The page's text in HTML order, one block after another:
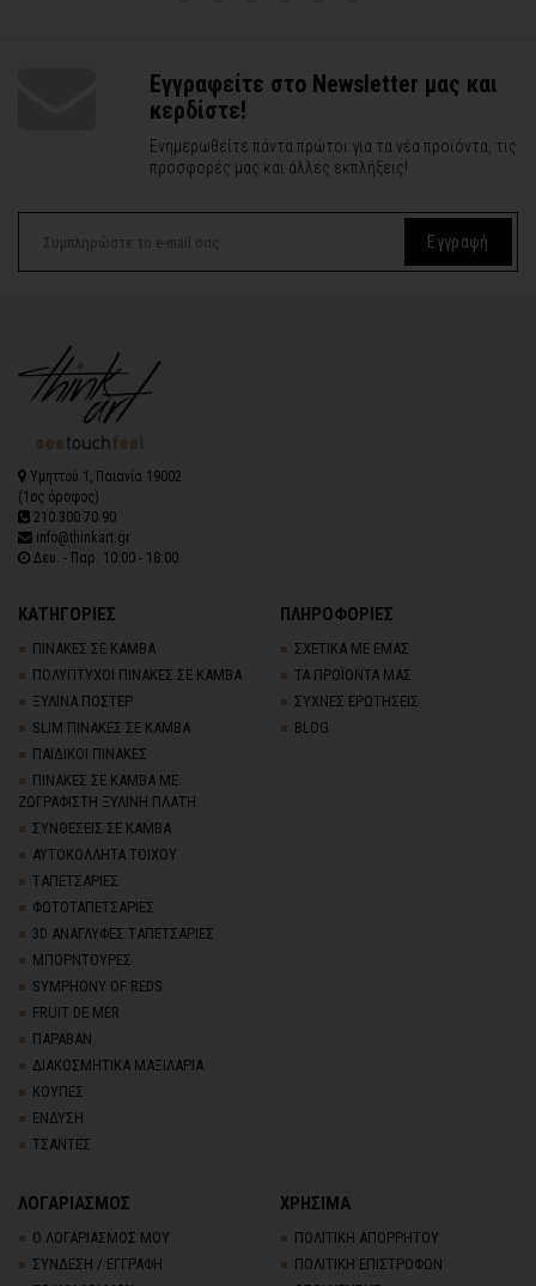
Εγγραφείτε στο Newsletter μας και
κερδίστε!
Ενημερωθείτε πάντα πρώτοι για τα νέα προϊόντα, τις
προσφορές μας και άλλες εκπλήξεις!
Εγγραφή
Υμηττού 1, Παιανία 19002
(1ος όροφος)
210.300.70.90
info@thinkart.gr
Δευ. - Παρ. 10:00 - 18:00
ΚΑΤΗΓΟΡΙΕΣ
ΠΙΝΑΚΕΣ ΣΕ ΚΑΜΒΑ
ΠΟΛΥΠΤΥΧΟΙ ΠΙΝΑΚΕΣ ΣΕ ΚΑΜΒΑ
ΞΥΛΙΝΑ ΠΟΣΤΕΡ
SLIM ΠΙΝΑΚΕΣ ΣΕ ΚΑΜΒΑ
ΠΑΙΔΙΚΟΙ ΠΙΝΑΚΕΣ
ΠΙΝΑΚΕΣ ΣΕ ΚΑΜΒΑ ΜΕ
ΖΩΓΡΑΦΙΣΤΗ ΞΥΛΙΝΗ ΠΛΑΤΗ
ΣΥΝΘΕΣΕΙΣ ΣΕ ΚΑΜΒΑ
ΑΥΤΟΚΟΛΛΗΤΑ ΤΟΙΧΟΥ
TΑΠΕΤΣΑΡΙΕΣ
ΦΩΤΟΤΑΠΕΤΣΑΡΙΕΣ
3D AΝΑΓΛΥΦΕΣ TΑΠΕΤΣΑΡΙΕΣ
ΜΠΟΡΝΤΟΥΡΕΣ
SYMPHONY OF REDS
FRUIT DE MER
ΠΑΡΑΒΑΝ
ΔΙΑΚΟΣΜΗΤΙΚΑ ΜΑΞΙΛΑΡΙΑ
ΚΟΥΠΕΣ
ΕΝΔΥΣΗ
ΤΣΑΝΤΕΣ
ΠΛΗΡΟΦΟΡΙΕΣ
ΣΧΕΤΙΚΑ ΜΕ ΕΜΑΣ
ΤΑ ΠΡΟΪΟΝΤΑ ΜΑΣ
ΣΥΧΝΕΣ ΕΡΩΤΗΣΕΙΣ
BLOG
ΛΟΓΑΡΙΑΣΜΟΣ
Ο ΛΟΓΑΡΙΑΣΜΟΣ ΜΟΥ
ΣΥΝΔΕΣΗ / ΕΓΓΡΑΦΗ
ΧΡΗΣΙΜΑ
ΠΟΛΙΤΙΚΗ ΑΠΟΡΡΗΤΟΥ
ΠΟΛΙΤΙΚΗ ΕΠΙΣΤΡΟΦΩΝ